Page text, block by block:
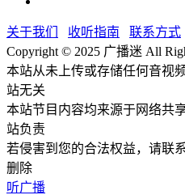
关于我们 收听指南 联系方式
Copyright © 2025 广播迷 All
本站从未上传或存储任何音视
站无关
本站节目内容均来源于网络共
站负责
若侵害到您的合法权益，请联
删除
听广播